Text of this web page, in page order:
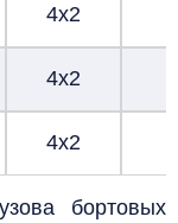
4х2
4х2
4х2
бортовых